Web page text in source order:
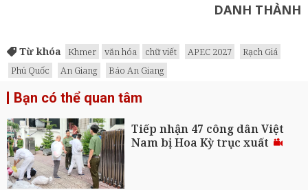
DANH THÀNH
Từ khóa Khmer văn hóa chữ viết APEC 2027
Rạch Giá
Phú Quốc
An Giang Báo An Giang
Bạn có thể quan tâm
Tiếp nhận 47 công dân Việt
Nam bị Hoa Kỳ trục xuất